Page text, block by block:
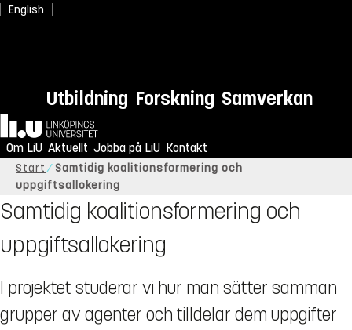
English
Utbildning Forskning Samverkan
Hem
Om LiU Aktuellt Jobba på LiU Kontakt
Start
Samtidig koalitionsformering och
uppgiftsallokering
Samtidig koalitionsformering och
uppgiftsallokering
I projektet studerar vi hur man sätter samman
grupper av agenter och tilldelar dem uppgifter